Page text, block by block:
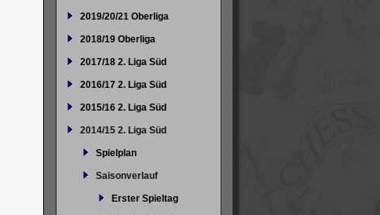
2019/20/21 Oberliga
2018/19 Oberliga
2017/18 2. Liga Süd
2016/17 2. Liga Süd
2015/16 2. Liga Süd
2014/15 2. Liga Süd
Spielplan
Saisonverlauf
Erster Spieltag